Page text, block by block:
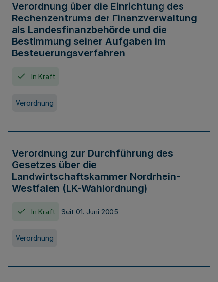
Verordnung über die Einrichtung des
Rechenzentrums der Finanzverwaltung
als Landesfinanzbehörde und die
Bestimmung seiner Aufgaben im
Besteuerungsverfahren
In Kraft
Verordnung
Verordnung zur Durchführung des
Gesetzes über die
Landwirtschaftskammer Nordrhein-
Westfalen (LK-Wahlordnung)
In Kraft Seit 01. Juni 2005
Verordnung